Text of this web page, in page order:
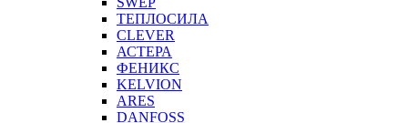
ТЕПЛОСИЛА
CLEVER
АСТЕРА
ФЕНИКС
KELVION
ARES
DANFOSS